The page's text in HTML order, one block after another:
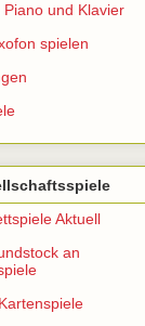
und Klavier
spielen
Aktuell
an